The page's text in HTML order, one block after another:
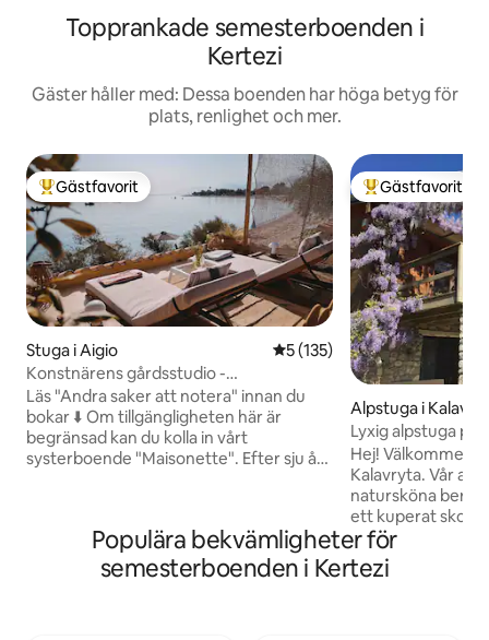
Topprankade semesterboenden i
Kertezi
Gäster håller med: Dessa boenden har höga betyg för
plats, renlighet och mer.
Populär gästfavorit
Gästfavorit
Stuga i Aigio 5 av 5 i genomsnittligt
5 (135)
Konstnärens gårdsstudio -
Ath/Airp/tåg/anslut ☀️
Läs "Andra saker att notera" innan du
bokar ⬇️ Om tillgängligheten här är
begränsad kan du kolla in vårt
systerboende "Maisonette". Efter sju år
ett varmt välkomnande, rengöring av
hög standard och stöd när du behöver
det. Våra fridfulla, rustika boenden ligger
Populär
Gästfavorit
Alpstuga i
Lyxig alpstuga på
Kalavryta
Hej! Välkommen till vår vackra alpstuga i
Kalavryta. Vår
natursköna
ett kuperat
minuters bilresa
vårt boende
exceptionell
Populära bekvämligheter för
semesterboenden i Kertezi